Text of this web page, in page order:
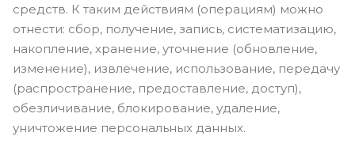
средств. К таким действиям (операциям) можно
отнести: сбор, получение, запись, систематизацию,
накопление, хранение, уточнение (обновление,
изменение), извлечение, использование, передачу
(распространение, предоставление, доступ),
обезличивание, блокирование, удаление,
уничтожение персональных данных.